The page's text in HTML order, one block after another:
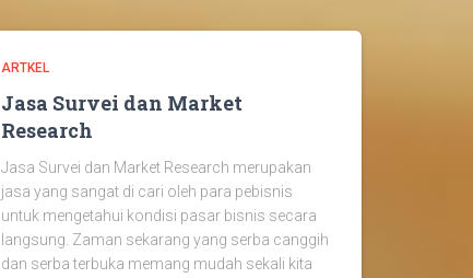
ARTKEL
Jasa Survei dan Market
Research
Jasa Survei dan Market Research merupakan
jasa yang sangat di cari oleh para pebisnis
untuk mengetahui kondisi pasar bisnis secara
langsung. Zaman sekarang yang serba canggih
dan serba terbuka memang mudah sekali kita